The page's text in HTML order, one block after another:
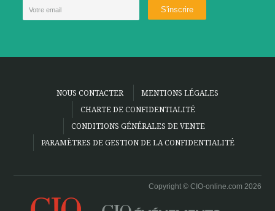
NOUS CONTACTER
MENTIONS LÉGALES
CHARTE DE CONFIDENTIALITÉ
CONDITIONS GÉNÉRALES DE VENTE
PARAMÈTRES DE GESTION DE LA CONFIDENTIALITÉ
Copyright © CIO-online.com 2026